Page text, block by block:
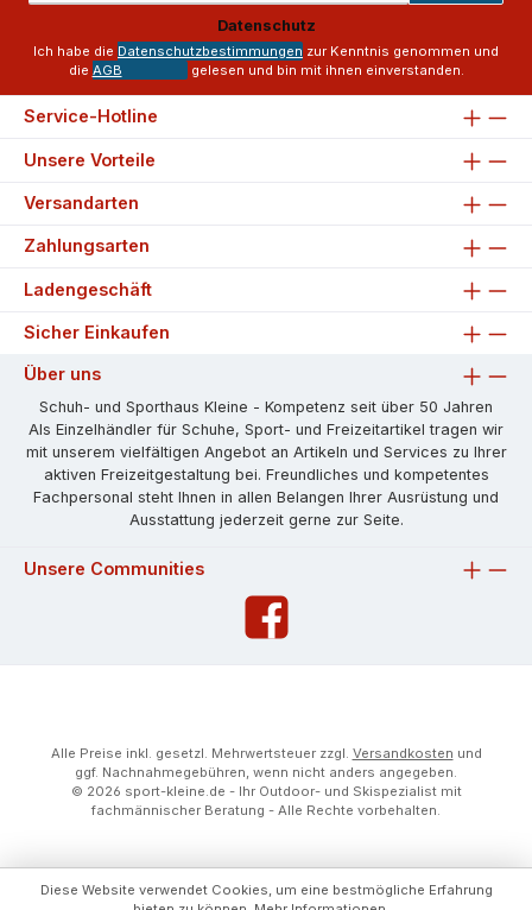
Adresse
*
Datenschutz
Ich habe die Datenschutzbestimmungen zur Kenntnis genommen und
die AGB gelesen und bin mit ihnen einverstanden.
Service-Hotline
Unsere Vorteile
Versandarten
Zahlungsarten
Ladengeschäft
Sicher Einkaufen
Über uns
Schuh- und Sporthaus Kleine - Kompetenz seit über 50 Jahren
Als Einzelhändler für Schuhe, Sport- und Freizeitartikel tragen wir
mit unserem vielfältigen Angebot an Artikeln und Services zu Ihrer
aktiven Freizeitgestaltung bei. Freundliches und kompetentes
Fachpersonal steht Ihnen in allen Belangen Ihrer Ausrüstung und
Ausstattung jederzeit gerne zur Seite.
Unsere Communities
Alle Preise inkl. gesetzl. Mehrwertsteuer zzgl. Versandkosten und
ggf. Nachnahmegebühren, wenn nicht anders angegeben.
© 2026 sport-kleine.de - Ihr Outdoor- und Skispezialist mit
fachmännischer Beratung - Alle Rechte vorbehalten.
Diese Website verwendet Cookies, um eine bestmögliche Erfahrung